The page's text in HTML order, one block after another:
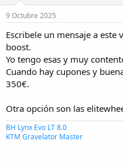
9 Octubre 2025
Escribele un mensaje a este
boost.
Yo tengo esas y muy
Cuando hay cupones y
350€.
Otra opción son las
BH Lynx Evo LT 8.0
KTM Gravelator Master